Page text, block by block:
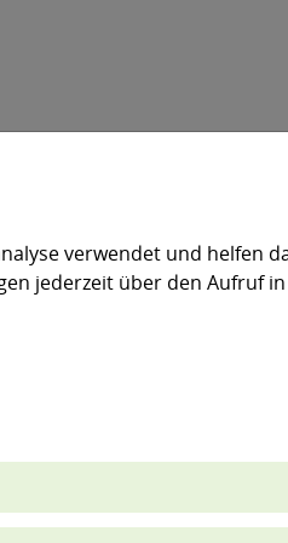
verwendet und helfen
jederzeit über den Aufruf